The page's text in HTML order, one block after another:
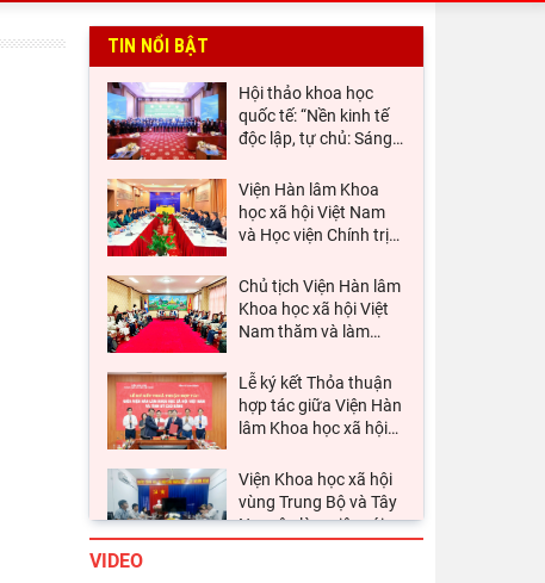
TIN NỔI BẬT
Hội thảo khoa học
quốc tế: “Nền kinh tế
độc lập, tự chủ: Sáng…
Viện Hàn lâm Khoa
học xã hội Việt Nam
và Học viện Chính trị…
Chủ tịch Viện Hàn lâm
Khoa học xã hội Việt
Nam thăm và làm…
Lễ ký kết Thỏa thuận
hợp tác giữa Viện Hàn
lâm Khoa học xã hội…
Viện Khoa học xã hội
vùng Trung Bộ và Tây
Nguyên làm việc với…
VIDEO